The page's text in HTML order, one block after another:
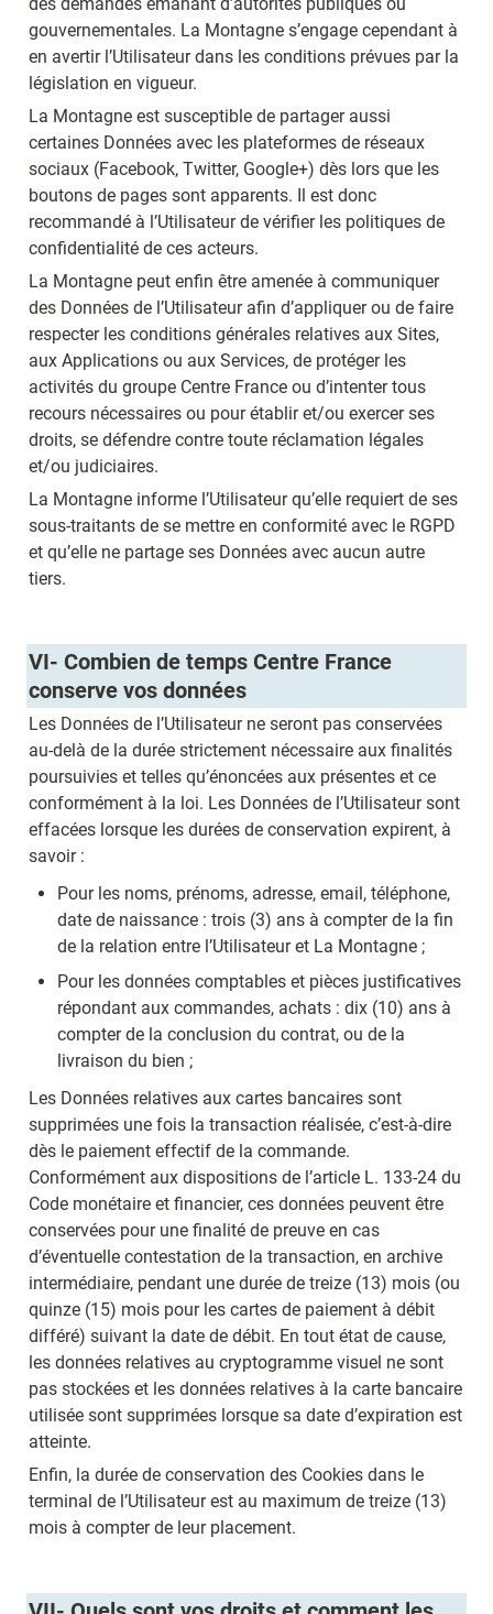
gouvernementales. La Montagne s’engage cependant à
en avertir l’Utilisateur dans les conditions prévues par la
législation en vigueur.
La Montagne est susceptible de partager aussi
certaines Données avec les plateformes de réseaux
sociaux (Facebook, Twitter, Google+) dès lors que les
boutons de pages sont apparents. Il est donc
recommandé à l’Utilisateur de vérifier les politiques de
confidentialité de ces acteurs.
La Montagne peut enfin être amenée à communiquer
des Données de l’Utilisateur afin d’appliquer ou de faire
respecter les conditions générales relatives aux Sites,
aux Applications ou aux Services, de protéger les
activités du groupe Centre France ou d’intenter tous
recours nécessaires ou pour établir et/ou exercer ses
droits, se défendre contre toute réclamation légales
et/ou judiciaires.
La Montagne informe l’Utilisateur qu’elle requiert de ses
sous-traitants de se mettre en conformité avec le RGPD
et qu’elle ne partage ses Données avec aucun autre
tiers.
VI- Combien de temps Centre France
conserve vos données
Les Données de l’Utilisateur ne seront pas conservées
au-delà de la durée strictement nécessaire aux finalités
poursuivies et telles qu’énoncées aux présentes et ce
conformément à la loi. Les Données de l’Utilisateur sont
effacées lorsque les durées de conservation expirent, à
savoir :
Pour les noms, prénoms, adresse, email, téléphone,
date de naissance : trois (3) ans à compter de la fin
de la relation entre l’Utilisateur et La Montagne ;
Pour les données comptables et pièces justificatives
répondant aux commandes, achats : dix (10) ans à
compter de la conclusion du contrat, ou de la
livraison du bien ;
Les Données relatives aux cartes bancaires sont
supprimées une fois la transaction réalisée, c’est-à-dire
dès le paiement effectif de la commande.
Conformément aux dispositions de l’article L. 133-24 du
Code monétaire et financier, ces données peuvent être
conservées pour une finalité de preuve en cas
d’éventuelle contestation de la transaction, en archive
intermédiaire, pendant une durée de treize (13) mois (ou
quinze (15) mois pour les cartes de paiement à débit
différé) suivant la date de débit. En tout état de cause,
les données relatives au cryptogramme visuel ne sont
pas stockées et les données relatives à la carte bancaire
utilisée sont supprimées lorsque sa date d’expiration est
atteinte.
Enfin, la durée de conservation des Cookies dans le
terminal de l’Utilisateur est au maximum de treize (13)
mois à compter de leur placement.